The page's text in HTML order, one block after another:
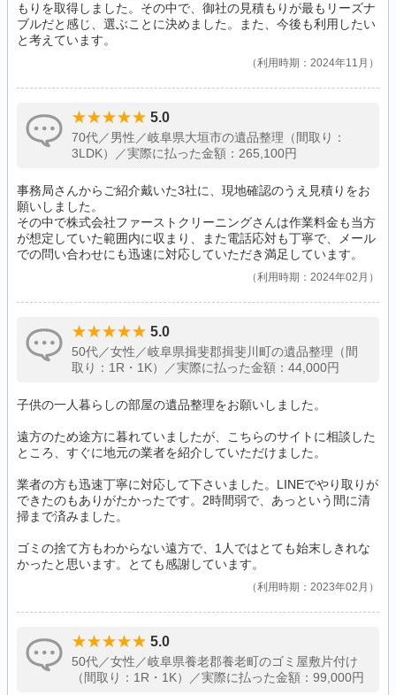
もりを取得しました。その中で、御社の見積もりが最もリーズナ
ブルだと感じ、選ぶことに決めました。また、今後も利用したい
と考えています。
利用時期：2024年11月
5.0
70代／男性／岐阜県大垣市の遺品整理（間取り：
3LDK）／実際に払った金額：265,100円
事務局さんからご紹介戴いた3社に、現地確認のうえ見積りをお
願いしました。
その中で株式会社ファーストクリーニングさんは作業料金も当方
が想定していた範囲内に収まり、また電話応対も丁寧で、メール
での問い合わせにも迅速に対応していただき満足しています。
利用時期：2024年02月
5.0
50代／女性／岐阜県揖斐郡揖斐川町の遺品整理（間
取り：1R・1K）／実際に払った金額：44,000円
子供の一人暮らしの部屋の遺品整理をお願いしました。
遠方のため途方に暮れていましたが、こちらのサイトに相談した
ところ、すぐに地元の業者を紹介していただけました。
業者の方も迅速丁寧に対応して下さいました。LINEでやり取りが
できたのもありがたかったです。2時間弱で、あっという間に清
掃まで済みました。
ゴミの捨て方もわからない遠方で、1人ではとても始末しきれな
かったと思います。とても感謝しています。
利用時期：2023年02月
5.0
50代／女性／岐阜県養老郡養老町のゴミ屋敷片付け
（間取り：1R・1K）／実際に払った金額：99,000円